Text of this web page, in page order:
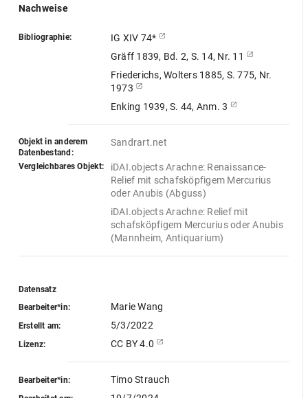
Nachweise
Bibliographie:
IG XIV 74*
Gräff 1839, Bd. 2, S. 14, Nr. 11
Friederichs, Wolters 1885, S. 775, Nr.
1973
Enking 1939, S. 44, Anm. 3
Objekt in anderem
Datenbestand:
Sandrart.net
Vergleichbares Objekt:
iDAI.objects Arachne: Renaissance-
Relief mit schafsköpfigem Mercurius
oder Anubis (Abguss)
iDAI.objects Arachne: Relief mit
schafsköpfigem Mercurius oder Anubis
(Mannheim, Antiquarium)
Datensatz
Bearbeiter*in:
Marie Wang
Erstellt am: 5/3/2022
Lizenz: CC BY 4.0
Bearbeiter*in: Timo Strauch